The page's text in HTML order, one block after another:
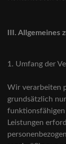
III. Allgemeines
1. Umfang der
Wir verarbeiten
grundsätzlich
funktionsfähigen
Leistungen